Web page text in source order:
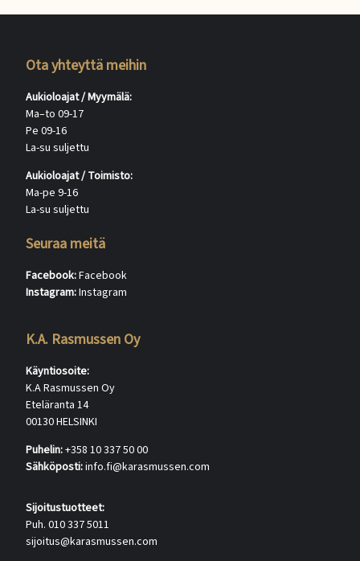
Ota yhteyttä meihin
Aukioloajat / Myymälä:
Ma–to 09-17
Pe 09-16
La-su suljettu
Aukioloajat / Toimisto:
Ma-pe 9-16
La-su suljettu
Seuraa meitä
Facebook:Facebook
Instagram:Instagram
K.A. Rasmussen Oy
Käyntiosoite:
K.A Rasmussen Oy
Eteläranta 14
00130 HELSINKI
Puhelin:+358 10 337 50 00
Sähköposti:info.fi@karasmussen.com
Sijoitustuotteet:
Puh. 010 337 5011
sijoitus@karasmussen.com